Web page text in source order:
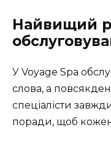
Найвищий
У Voyage Spa
слова, а
спеціалісти
поради, щоб